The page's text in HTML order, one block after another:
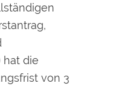
hat die
von 3